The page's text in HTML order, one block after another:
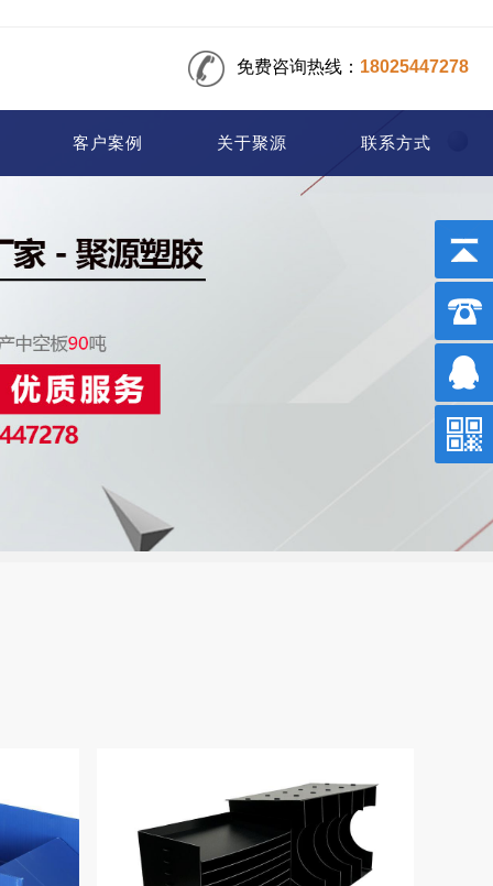
免费咨询热线： 18025447278
客户案例 关于聚源 联系方式